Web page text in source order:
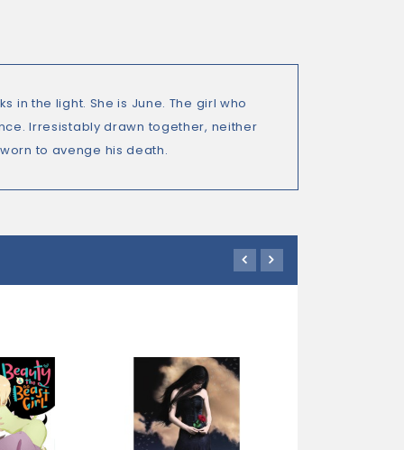
in the light. She is June. The girl who
Irresistably drawn together, neither
to avenge his death.